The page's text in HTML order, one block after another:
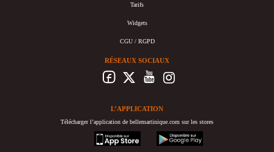
Tarifs
Widgets
CGU / RGPD
RÉSEAUX SOCIAUX
L’APPLICATION
Télécharger l’application de bellemartinique.com sur les stores
appstore
googleplay